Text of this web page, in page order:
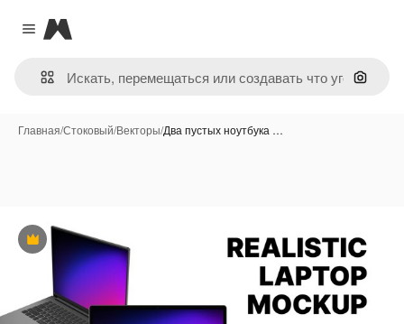
Close menu
Magnific
Поиск
Главная/Стоковый/Векторы/Два пустых ноутбука …
Премиум